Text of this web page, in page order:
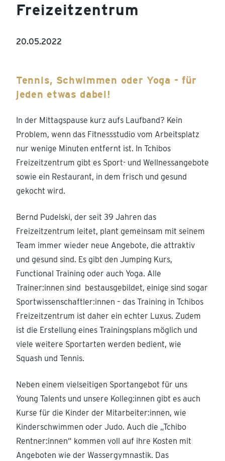
Freizeitzentrum
20.05.2022
Tennis, Schwimmen oder Yoga - für
jeden etwas dabei!
In der Mittagspause kurz aufs Laufband? Kein
Problem, wenn das Fitnessstudio vom Arbeitsplatz
nur wenige Minuten entfernt ist. In Tchibos
Freizeitzentrum gibt es Sport- und Wellnessangebote
sowie ein Restaurant, in dem frisch und gesund
gekocht wird.
Bernd Pudelski, der seit 39 Jahren das
Freizeitzentrum leitet, plant gemeinsam mit seinem
Team immer wieder neue Angebote, die attraktiv
und gesund sind. Es gibt den Jumping Kurs,
Functional Training oder auch Yoga. Alle
Trainer:innen sind bestausgebildet, einige sind sogar
Sportwissenschaftler:innen – das Training in Tchibos
Freizeitzentrum ist daher ein echter Luxus. Zudem
ist die Erstellung eines Trainingsplans möglich und
viele weitere Sportarten werden bedient, wie
Squash und Tennis.
Neben einem vielseitigen Sportangebot für uns
Young Talents und unsere Kolleg:innen gibt es auch
Kurse für die Kinder der Mitarbeiter:innen, wie
Kinderschwimmen oder Judo. Auch die „Tchibo
Rentner:innen“ kommen voll auf ihre Kosten mit
Angeboten wie der Wassergymnastik. Das